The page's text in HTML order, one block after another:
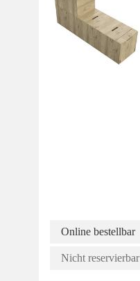
Online bestellbar
Nicht reservierbar